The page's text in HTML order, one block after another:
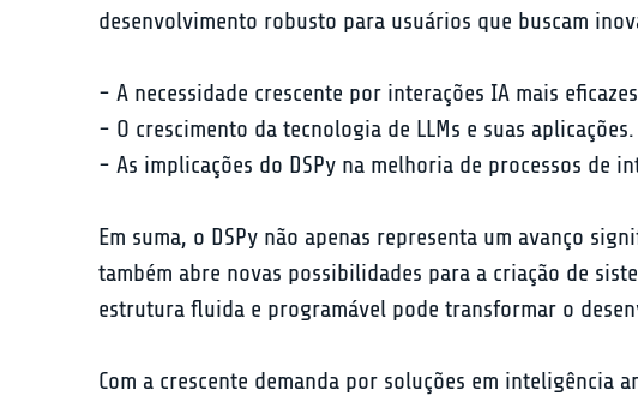
desenvolvimento robusto para usuários que buscam
- A necessidade crescente por interações IA mais
- O crescimento da tecnologia de LLMs e suas aplicações.
- As implicações do DSPy na melhoria de processos de
Em suma, o DSPy não apenas representa um avanço
também abre novas possibilidades para a criação de
estrutura fluida e programável pode transformar o
Com a crescente demanda por soluções em